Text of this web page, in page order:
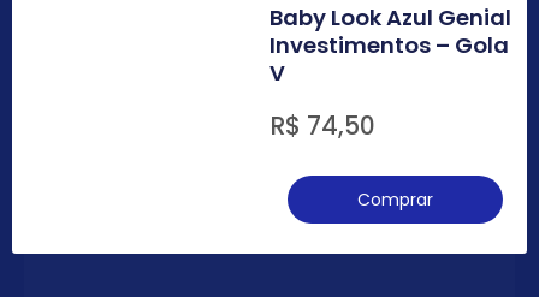
Baby Look Azul Genial
Investimentos – Gola
V
R$ 74,50
Comprar